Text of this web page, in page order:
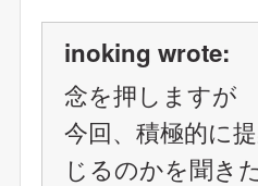
inoking wrote:
念を押しますが
今回、積極的に
じるのかを聞き